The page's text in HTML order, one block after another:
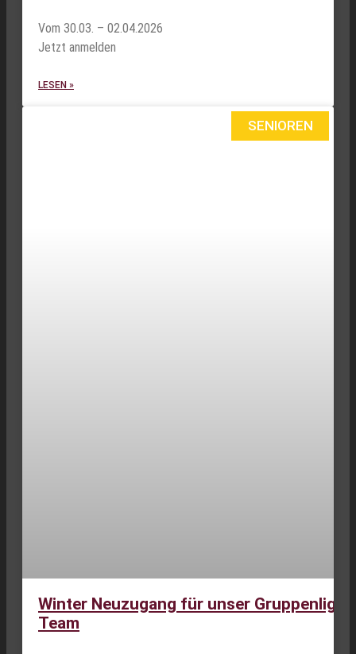
Vom 30.03. – 02.04.2026
Jetzt anmelden
LESEN »
SENIOREN
Winter Neuzugang für unser Gruppenliga
Team